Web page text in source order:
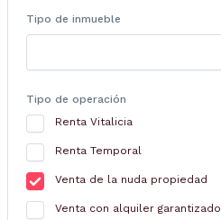
Tipo de inmueble
Tipo de operación
Renta Vitalicia
Renta Temporal
Venta de la nuda propiedad
Venta con alquiler garantizado